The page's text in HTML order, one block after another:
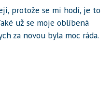
protože se mi hodí, je to
už se moje oblíbená
za novou byla moc ráda.